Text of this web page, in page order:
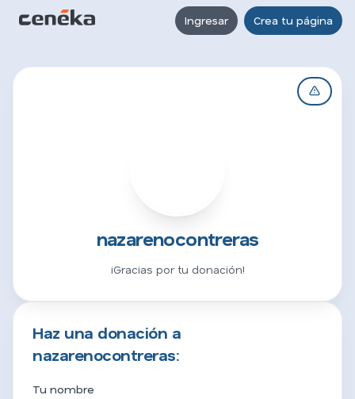
Ingresar Crea tu página
nazarenocontreras
¡Gracias por tu donación!
Haz una donación a
nazarenocontreras:
Tu nombre